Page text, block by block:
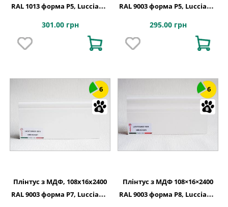
RAL 1013 форма P5, Lucciano,
301.00 грн
RAL 9003 форма P5, Lucciano,
295.00 грн
6
Плінтус з МДФ, 108x16x2400
RAL 9003 форма P7, Lucciano,
6
Плінтус з МДФ 108×16×2400
RAL 9003 форма P8, Lucciano,